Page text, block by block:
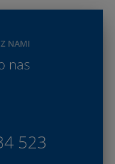
NAMI
nas
523